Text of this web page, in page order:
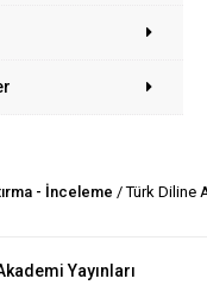
- İnceleme / Türk Diline
Yayınları